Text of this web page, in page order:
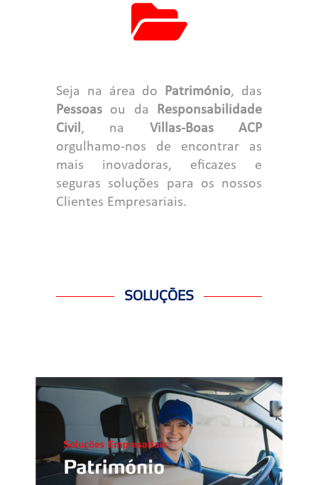
Seja na área do Património, das
Pessoas ou da
Responsabilidade
Civil , na Villas-Boas ACP
orgulhamo-nos de encontrar as
mais inovadoras, eficazes e
seguras soluções para os nossos
Clientes Empresariais.
SOLUÇÕES